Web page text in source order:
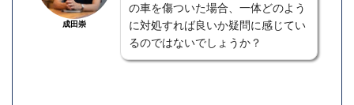
成田崇
の車を傷ついた場合、一体どのよう
に対処すれば良いか疑問に感じてい
るのではないでしょうか？